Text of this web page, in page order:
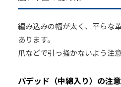
編み込みの幅が太く、平らな
あります。
爪などで引っ掻かないよう注意
パデッド（中綿入り）の注